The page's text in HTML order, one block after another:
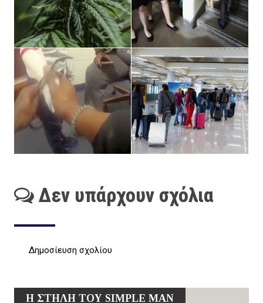
Δεν υπάρχουν σχόλια
Δημοσίευση σχολίου
Η ΣΤΗΛΗ ΤΟΥ SIMPLE MAN